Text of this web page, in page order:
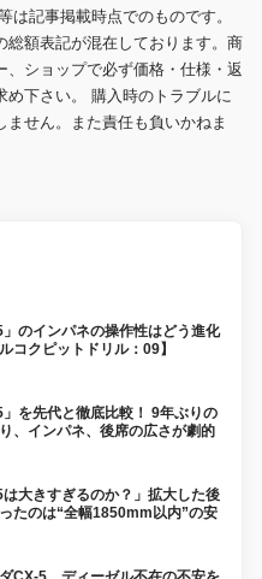
は記事掲載時点でのものです。
総額表記が混在しております。商
ショップで必ず価格・仕様・返
め下さい。 購入時のトラブルに
せん。また責任も負いかねま
のインパネの操作性はどう進化
コクピットドリル：09】
を先代と徹底比較！ 9年ぶりの
、インパネ、後席の広さが劇的
は大きすぎるのか？」拡大した後
たのは“全幅1850mm以内”の安